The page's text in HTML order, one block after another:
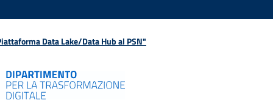
Data Lake/Data Hub al PSN"